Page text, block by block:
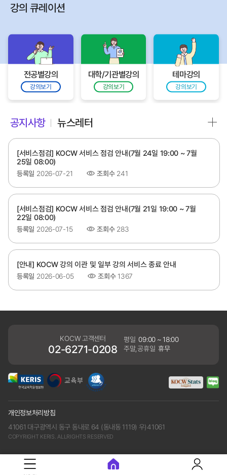
강의 큐레이션
전공별강의
강의보기
대학/기관별강의
강의보기
테마강의
강의보기
공지사항 뉴스레터
[서비스점검] KOCW 서비스 점검 안내(7월 24일 19:00 ~ 7월
25일 08:00)
등록일 2026-07-21 조회수 241
[서비스점검] KOCW 서비스 점검 안내(7월 21일 19:00 ~ 7월
22일 08:00)
등록일 2026-07-15 조회수 283
[안내] KOCW 강의 이관 및 일부 강의 서비스 종료 안내
등록일 2026-06-05 조회수 1367
KOCW 고객센터
02-6271-0208
평일 09:00 ~ 18:00
주말,공휴일 휴무
개인정보처리방침
41061 대구광역시 동구 동내로 64 (동내동 1119) 우)41061
COPYRIGHT KERIS. ALLRIGHTS RESERVED